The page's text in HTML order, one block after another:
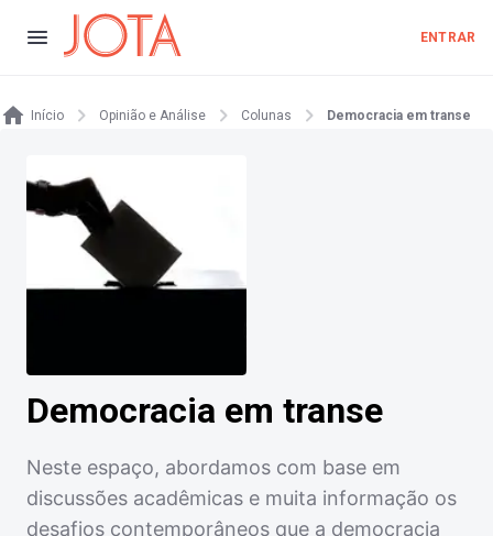
ENTRAR
Início Opinião e Análise Colunas Democracia em transe
Democracia em transe
Neste espaço, abordamos com base em
discussões acadêmicas e muita informação os
desafios contemporâneos que a democracia